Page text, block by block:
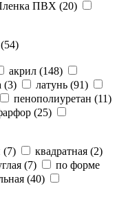
ПВХ (20)
54)
акрил (148)
(3) латунь (91)
пенополиуретан (11)
(25)
(7) квадратная (2)
(7)
по форме
(40)